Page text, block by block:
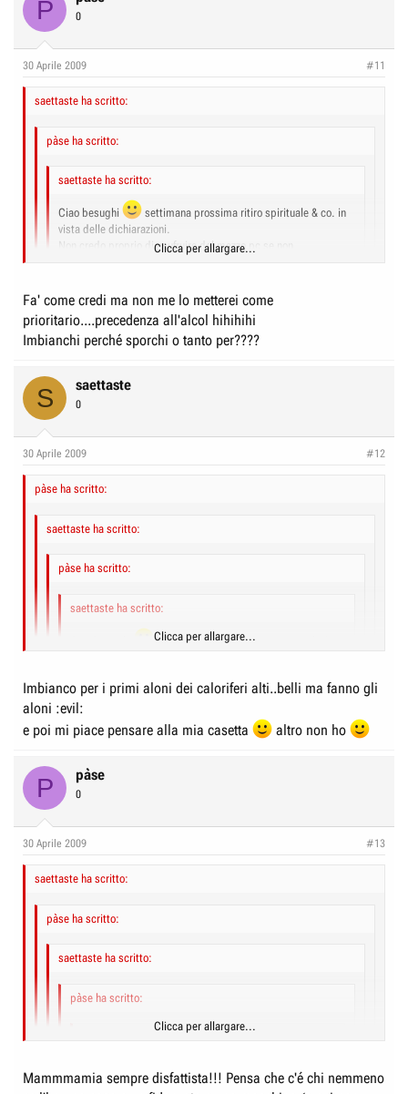
P 0
30 Aprile 2009 #11
saettaste ha scritto:
pàse ha scritto:
saettaste ha scritto:
Ciao besughi
settimana prossima ritiro spirituale & co. in
vista delle dichiarazioni.
Non credo proprio di usufruire del mezzo pc se non
Clicca per allargare...
Fa' la brava!!! BUONE FERIE!! :lol:
se sopravvivo a qualche serata rock n roll imbianco
Clicca per allargare...
Fa' come credi ma non me lo metterei come
prioritario....precedenza all'alcol hihihihi
Imbianchi perché sporchi o tanto per????
S saettaste
0
30 Aprile 2009 #12
pàse ha scritto:
saettaste ha scritto:
pàse ha scritto:
saettaste ha scritto:
settimana prossima ritiro spirituale &
strettamente necessario..indi per cui fate i bbbravvvvi
se sopravvivo a qualche serata rock n roll imbianco
Fa' come credi ma non me lo metterei come prioritario....precedenza
all'alcol hihihihi
Clicca per allargare...
Imbianco per i primi aloni dei caloriferi alti..belli ma fanno gli
aloni :evil:
e poi mi piace pensare alla mia casetta
altro non ho
P pàse
0
30 Aprile 2009 #13
saettaste ha scritto:
pàse ha scritto:
saettaste ha scritto:
pàse ha scritto:
Ciao besughi
settimana prossima ritiro spirituale
& co. in vista delle dichiarazioni.
Clicca per allargare...
Mammmamia sempre disfattista!!! Pensa che c'é chi nemmeno